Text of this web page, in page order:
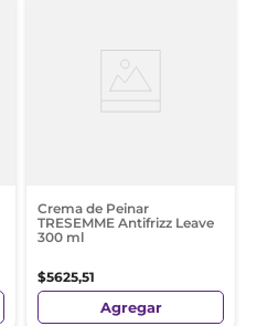
Crema de Peinar
TRESEMME Antifrizz Leave
300 ml
$5625,51
Agregar